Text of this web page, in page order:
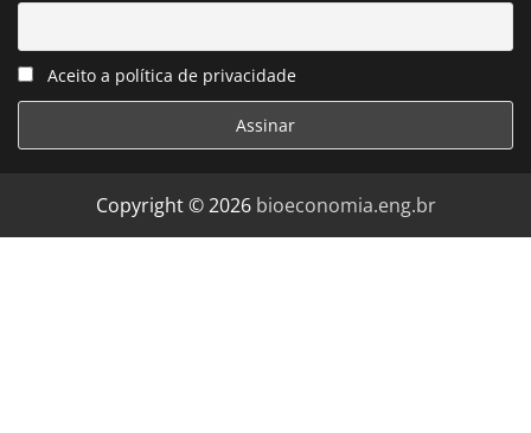
Aceito a política de privacidade
Copyright © 2026 bioeconomia.eng.br